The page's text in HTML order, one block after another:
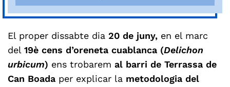
El proper dissabte dia 20 de juny, en el marc
del 19è cens d’oreneta cuablanca (Delichon
urbicum) ens trobarem al barri de Terrassa de
Can Boada per explicar la metodologia del